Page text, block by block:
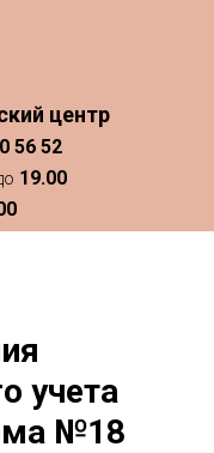
центр
56 52
19.00
учета
№18